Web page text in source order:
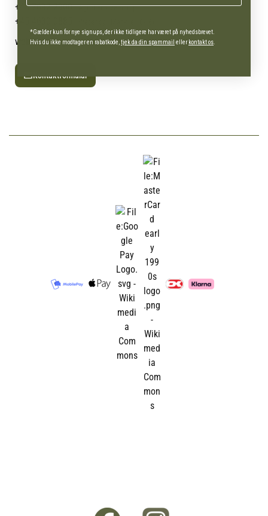
+45 7692 2900
AgroLand Vamdrup
+45 4630 0885
webshop@agroland.dk
Kontaktformular
*Gælder kun for nye signups, der ikke tidligere har været på nyhedsbrevet.
Hvis du ikke modtager en rabatkode, tjek da din spammail ellerkontakt os